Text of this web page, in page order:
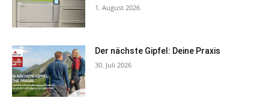
1. August 2026
Der nächste Gipfel: Deine Praxis
30. Juli 2026